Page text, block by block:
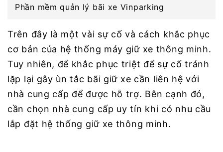
Phần mềm quản lý bãi xe Vinparking
Trên đây là một vài sự cố và cách khắc phục
cơ bản của hệ thống máy giữ xe thông minh.
Tuy nhiên, để khắc phục triệt để sự cố tránh
lặp lại gây ùn tắc bãi giữ xe cần liên hệ với
nhà cung cấp để được hỗ trợ. Bên cạnh đó,
cần chọn nhà cung cấp uy tín khi có nhu cầu
lắp đặt hệ thống giữ xe thông minh.